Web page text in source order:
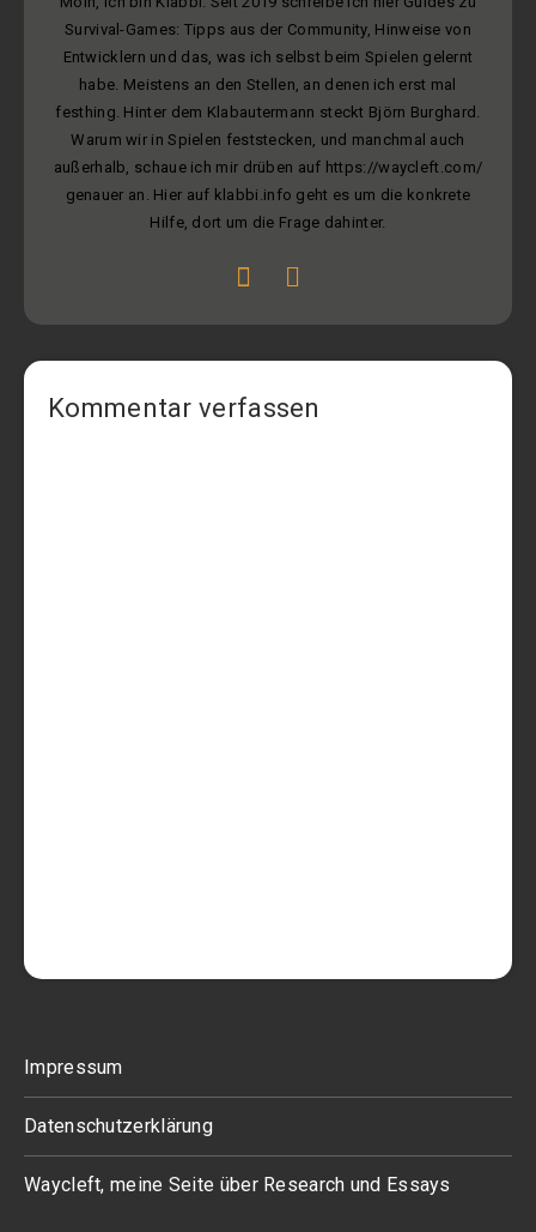
Survival-Games: Tipps aus der Community, Hinweise von
Entwicklern und das, was ich selbst beim Spielen gelernt
habe. Meistens an den Stellen, an denen ich erst mal
festhing. Hinter dem Klabautermann steckt Björn Burghard.
Warum wir in Spielen feststecken, und manchmal auch
außerhalb, schaue ich mir drüben auf https://waycleft.com/
genauer an. Hier auf klabbi.info geht es um die konkrete
Hilfe, dort um die Frage dahinter.
Kommentar verfassen
Impressum
Datenschutzerklärung
Waycleft, meine Seite über Research und Essays